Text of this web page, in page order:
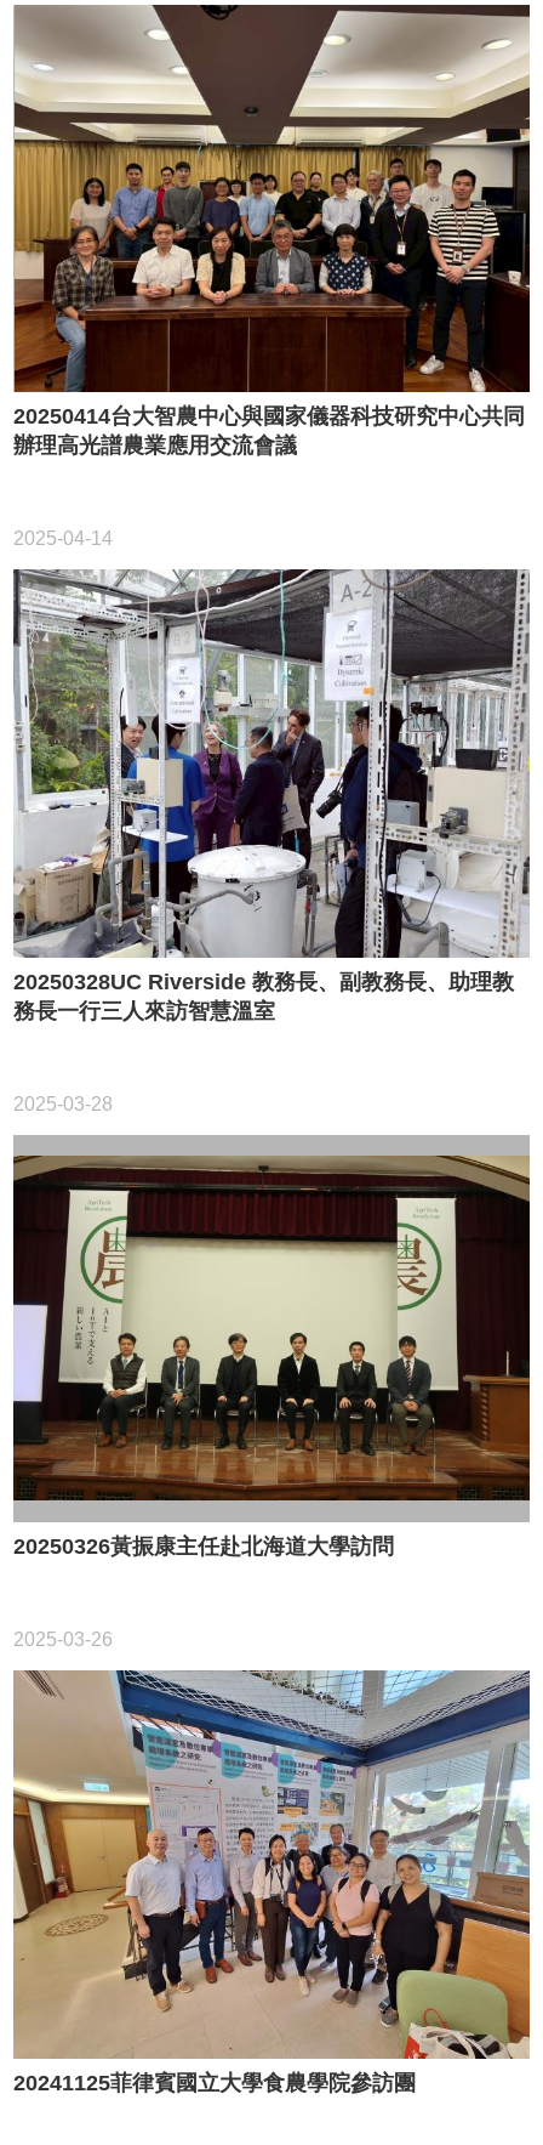
20250414台大智農中心與國家儀器科技研究中心共同
辦理高光譜農業應用交流會議
2025-04-14
20250328UC Riverside 教務長、副教務長、助理教
務長一行三人來訪智慧溫室
2025-03-28
20250326黃振康主任赴北海道大學訪問
2025-03-26
20241125菲律賓國立大學食農學院參訪團